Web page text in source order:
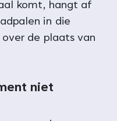
komt, hangt af
in die
de plaats van
niet